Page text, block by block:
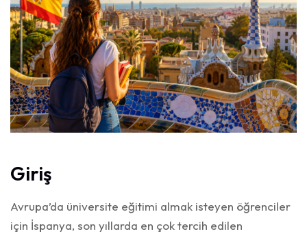
Giriş
Avrupa’da üniversite eğitimi almak isteyen öğrenciler
için İspanya, son yıllarda en çok tercih edilen